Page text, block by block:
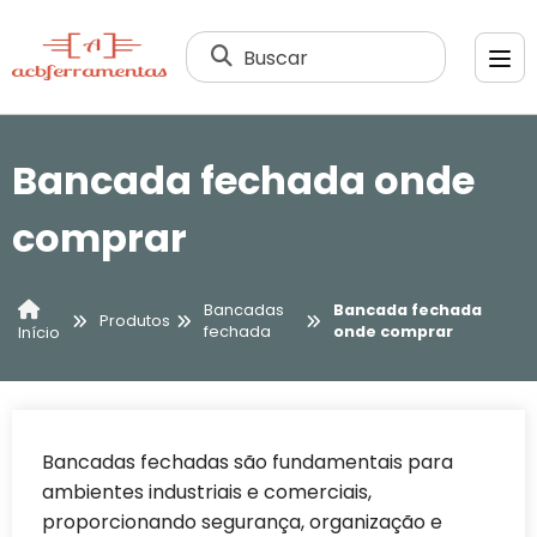
Buscar
Bancada fechada onde
comprar
Início
Produtos
Bancadas
fechada
Bancada fechada
onde comprar
Bancadas fechadas são fundamentais para
ambientes industriais e comerciais,
proporcionando segurança, organização e